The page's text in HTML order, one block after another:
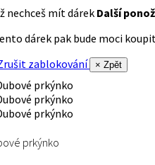
nechceš mít dárek Další
dárek pak bude moci
zablokování
× Zpět
prkýnko